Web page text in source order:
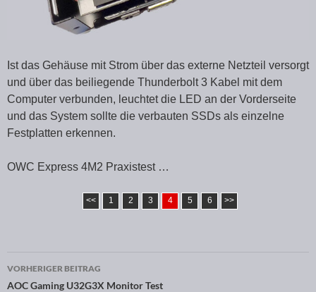
Ist das Gehäuse mit Strom über das externe Netzteil versorgt
und über das beiliegende Thunderbolt 3 Kabel mit dem
Computer verbunden, leuchtet die LED an der Vorderseite
und das System sollte die verbauten SSDs als einzelne
Festplatten erkennen.
OWC Express 4M2 Praxistest …
<< 1 2 3 4 5 6 >>
VORHERIGER BEITRAG
AOC Gaming U32G3X Monitor Test